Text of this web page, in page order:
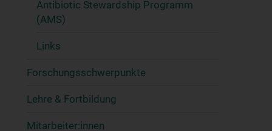
Antibiotic Stewardship Programm
(AMS)
Links
Forschungsschwerpunkte
Lehre & Fortbildung
Mitarbeiter:innen